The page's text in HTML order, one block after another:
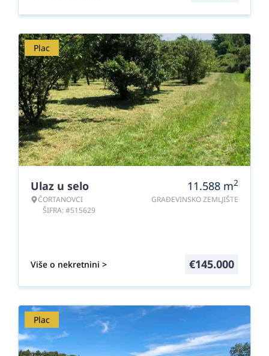
Plac
Ulaz u selo
ČORTANOVCI
ŠIFRA: #515629
11.588 m2
GRAĐEVINSKO ZEMLJIŠTE
Više o nekretnini > €145.000
Plac